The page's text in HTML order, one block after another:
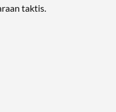
taktis.